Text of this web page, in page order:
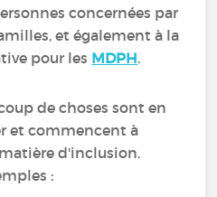
concernées par
et également à la
pour les MDPH.
de choses sont en
et commencent à
d'inclusion.
: